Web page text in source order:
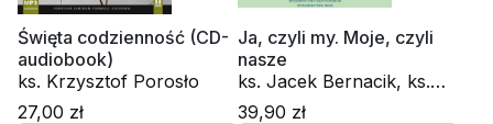
Święta codzienność (CD-
audiobook)
ks. Krzysztof Porosło
27,00 zł
Ja, czyli my. Moje, czyli
nasze
ks. Jacek Bernacik, ks.
Krzysztof Porosło
39,90 zł